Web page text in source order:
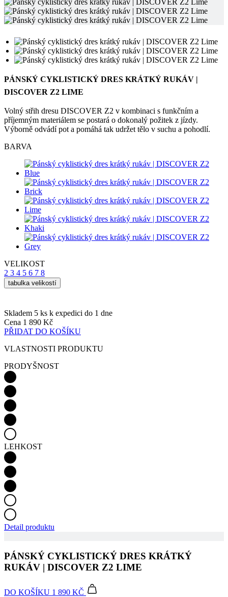
PÁNSKÝ CYKLISTICKÝ DRES KRÁTKÝ RUKÁV |
DISCOVER Z2 LIME
Volný střih dresu DISCOVER Z2 v kombinaci s funkčním a
příjemným materiálem se postará o dokonalý požitek z jízdy.
Výborně odvádí pot a pomáhá tak udržet tělo v suchu a pohodlí.
BARVA
VELIKOST
2 3 4 5 6 7 8
tabulka velikostí
Skladem 5 ks k expedici do 1 dne
Cena 1 890 Kč
PŘIDAT DO KOŠÍKU
VLASTNOSTI PRODUKTU
PRODYŠNOST
LEHKOST
Detail produktu
PÁNSKÝ CYKLISTICKÝ DRES KRÁTKÝ
RUKÁV | DISCOVER Z2 LIME
DO KOŠÍKU 1 890 KČ